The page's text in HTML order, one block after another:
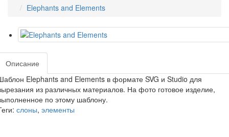
Elephants and Elements
Описание
Elephants and Elements в формате SVG и Studio для
из различных материалов. На фото готовое изделие,
по этому шаблону.
слоны, элементы